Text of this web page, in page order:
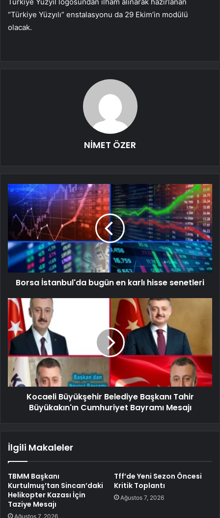
“Türkiye Yüzyılı” enstalasyonu da 29 Ekim’in modülü
olacak.
NİMET ÖZER
Borsa İstanbul'da bugün en karlı hisse senetleri
Kocaeli Büyükşehir Belediye Başkanı Tahir
Büyükakın'ın Cumhuriyet Bayramı Mesajı
İlgili Makaleler
TBMM Başkanı
Kurtulmuş’tan Sincan’daki
Helikopter Kazası İçin
Taziye Mesajı
Ağustos 7, 2026
Tff’de Yeni Sezon Öncesi
Kritik Toplantı
Ağustos 7, 2026